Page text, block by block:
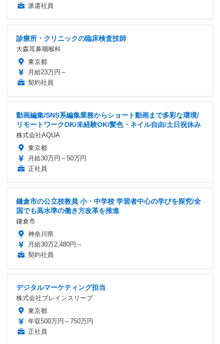
派遣社員
診療所・クリニックの臨床検査技師
大森耳鼻咽喉科
東京都
月給23万円～
契約社員
動画編集/SNS系編集業務からショート動画まで多彩な環境/
リモートワークOK/未経験OK/髪色・ネイル自由/土日祝休み
株式会社AQUA
東京都
月給30万円～50万円
正社員
鎌倉市の公立校教員 小・中学校 学習者中心の学びを探究/全
国でも高水準の働き方改革を推進
鎌倉市
神奈川県
月給30万2,480円～
契約社員
デジタルマーケティング担当
株式会社ブレインスリープ
東京都
年収500万円～750万円
正社員